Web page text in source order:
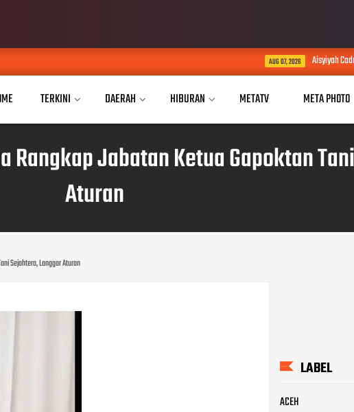
Aisyiyah Cadre Camp Lampung Resmi
TERKINI DAERAH HIBURAN METATV META PHOTO
Rangkap Jabatan Ketua Gapoktan
Aturan
Sejahtera, Langgar Aturan
LABEL
ACEH